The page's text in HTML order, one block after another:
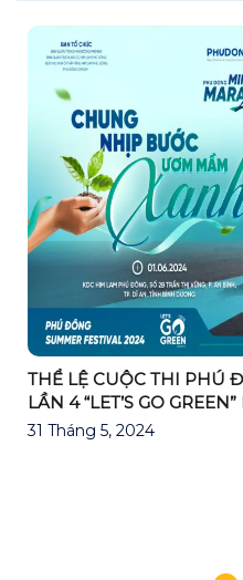
THỂ LỆ CUỘC THI PHÚ
LẦN 4 “LET’S GO
31 Tháng 5, 2024